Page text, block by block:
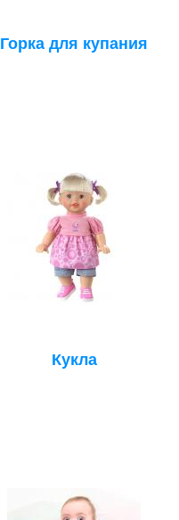
Горка для купания
Кукла